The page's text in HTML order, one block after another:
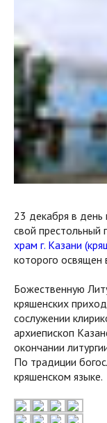
23 декабря в день
свой престольный
храм г. Казани
которого освящен
Божественную
кряшенских
сослужении
архиепископ
окончании
По традиции
кряшенском языке.